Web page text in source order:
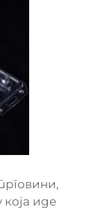
иде